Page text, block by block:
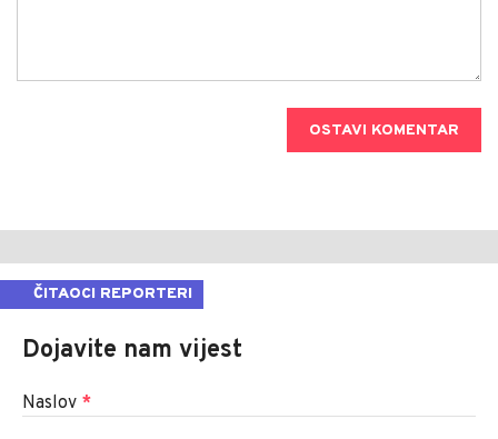
OSTAVI KOMENTAR
ČITAOCI REPORTERI
Dojavite nam vijest
Naslov *